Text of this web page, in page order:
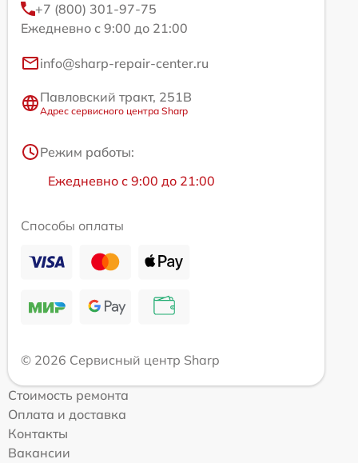
+7 (800) 301-97-75
Ежедневно с 9:00 до 21:00
info@sharp-repair-center.ru
Павловский тракт, 251В
Адрес сервисного центра Sharp
Режим работы:
Ежедневно с 9:00 до 21:00
Способы оплаты
© 2026 Сервисный центр Sharp
Стоимость ремонта
Оплата и доставка
Контакты
Вакансии